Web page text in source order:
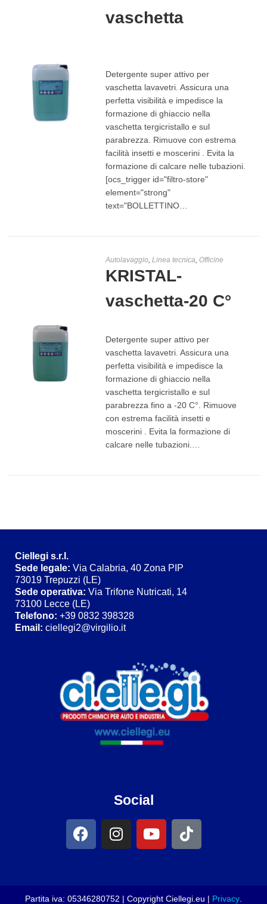
vaschetta
Detergente super attivo per
vaschetta lavavetri. Assicura una
perfetta visibilità e impedisce la
formazione di ghiaccio nella
vaschetta tergicristallo e sul
parabrezza. Rimuove con estrema
facilità insetti e moscerini . Evita la
formazione di calcare nelle tubazioni.
[ocs_trigger id="filtro-store"
element="strong"
text="BOLLETTINO…
Autolavaggio ,Linea tecnica ,Officine
KRISTAL-
vaschetta-20 C°
Detergente super attivo per
vaschetta lavavetri. Assicura una
perfetta visibilità e impedisce la
formazione di ghiaccio nella
vaschetta tergicristallo e sul
parabrezza fino a -20 C°. Rimuove
con estrema facilità insetti e
moscerini . Evita la formazione di
calcare nelle tubazioni.…
Ciellegi s.r.l.
Sede legale: Via Calabria, 40 Zona PIP
73019 Trepuzzi (LE)
Sede operativa: Via Trifone Nutricati, 14
73100 Lecce (LE)
Telefono: +39 0832 398328
Email: ciellegi2@virgilio.it
Social
Partita iva: 05346280752 | Copyright Ciellegi.eu | Privacy